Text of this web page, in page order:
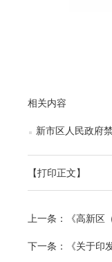
相关内容
新市区人民政府
【打印正文】
上一条： 《高新
下一条： 《关于